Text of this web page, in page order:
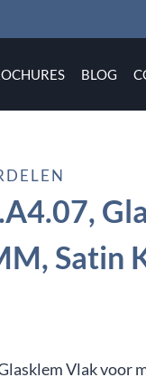
BLOG
Satin
Vlak voor